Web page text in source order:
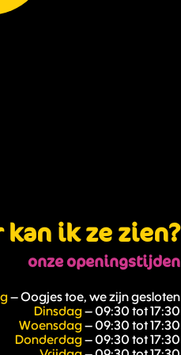
kan ik ze zien?
onze openingstijden
– Oogjes toe, we zijn gesloten
Dinsdag – 09:30 tot 17:30
Woensdag – 09:30 tot 17:30
Donderdag – 09:30 tot 17:30